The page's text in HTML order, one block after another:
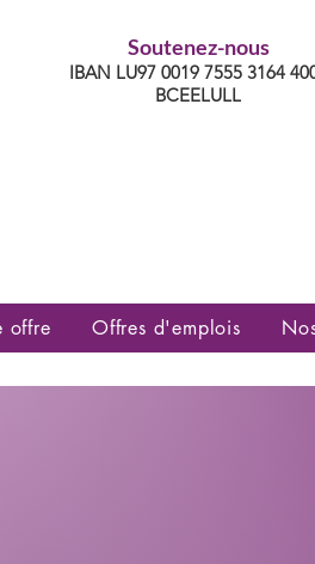
Soutenez-nous
IBAN LU97 0019 7555 3164
BCEELULL
offre Offres d'emplois